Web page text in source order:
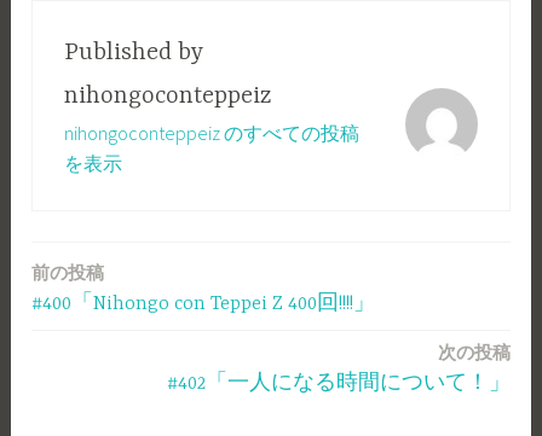
Published by
nihongoconteppeiz
nihongoconteppeiz のすべての投稿
を表示
投
前の投稿
#400「Nihongo con Teppei Z 400回!!!!」
次の投稿
#402「一人になる時間について！」